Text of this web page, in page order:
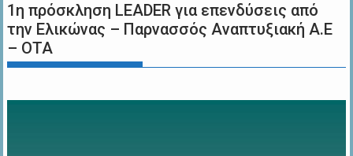
1η πρόσκληση LEADER για επενδύσεις από
την Ελικώνας – Παρνασσός Αναπτυξιακή Α.Ε
– ΟΤΑ